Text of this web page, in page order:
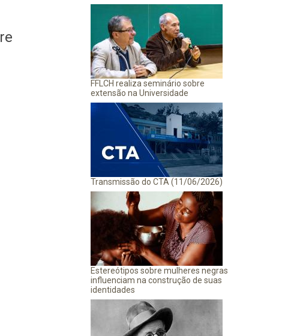
FFLCH realiza seminário sobre
extensão na Universidade
Transmissão do CTA (11/06/2026)
Estereótipos sobre mulheres negras
influenciam na construção de suas
identidades